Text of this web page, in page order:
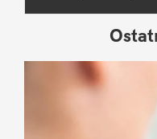
Sidebar